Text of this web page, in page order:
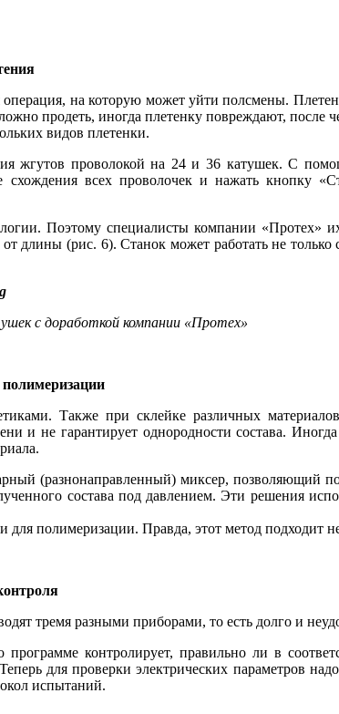
на которую может уйти полсмены.
продеть, иногда плетенку повреждают, после
видов плетенки.
жгутов проволокой на 24 и 36 катушек. С
схождения всех проволочек и нажать кнопку
Поэтому специалисты компании «Протех»
длины (рис. 6). Станок может работать не
с доработкой компании «Протех»
Также при склейке различных
и не гарантирует однородности состава.
(разнонаправленный) миксер, позволяющий
состава под давлением. Эти решения
полимеризации. Правда, этот метод подходит
тремя разными приборами, то есть долго и
контролирует, правильно ли в
для проверки электрических параметров
испытаний.